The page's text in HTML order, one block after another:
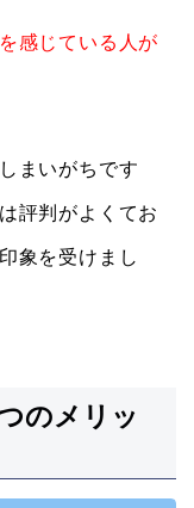
感じている人が
まいがちです
評判がよくてお
象を受けまし
のメリッ